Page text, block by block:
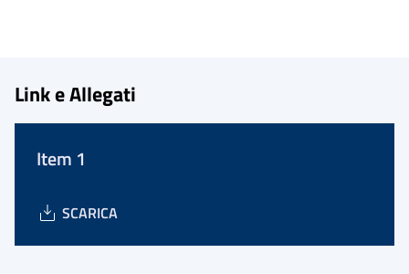
Link e Allegati
Item 1
SCARICA